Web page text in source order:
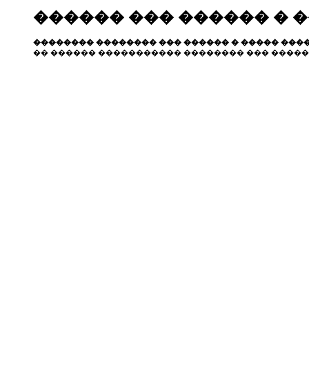
������ ��� ������ �
�������� �������� ��� ������ � �����
�� ������ ����������� �������� ���